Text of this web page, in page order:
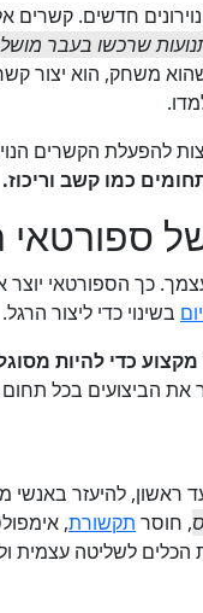
חדשים. קשרים
שרכשו בעבר
משחק, הוא יצור
להפעלת הקשרים
כמו קשב וריכוז.
ספורטאי
כך הספורטאי יוצר
בשינוי כדי ליצור הרגל.
כדי להיות
את הביצועים בכל
ראשון, להיעזר
, חוסר תקשורת,
הכלים לשליטה